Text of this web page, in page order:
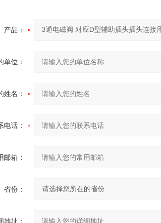
产品：
单位：
姓名：
电话：
邮箱：
省份：
地址：